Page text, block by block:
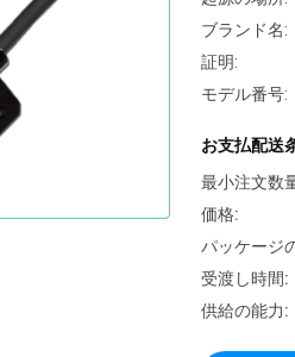
ブランド名:
証明:
モデル番号:
お支払配送
最小注文数
価格:
パッケージ
受渡し時間:
供給の能力: